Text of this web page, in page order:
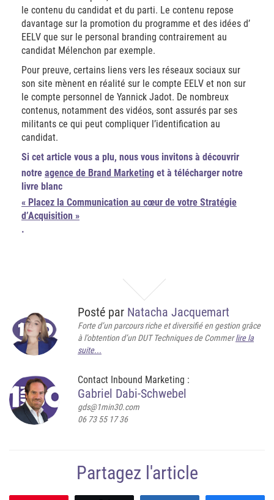
le contenu du candidat et du parti. Le contenu repose
davantage sur la promotion du programme et des idées d’
EELV que sur le personal branding contrairement au
candidat Mélenchon par exemple.
Pour preuve, certains liens vers les réseaux sociaux sur
son site mènent en réalité sur le compte EELV et non sur
le compte personnel de Yannick Jadot. De nombreux
contenus, notamment des vidéos, sont assurés par ses
militants ce qui peut compliquer l’identification au
candidat.
Si cet article vous a plu, nous vous invitons à découvrir
notre agence de Brand Marketing et à télécharger notre
livre blanc
« Placez la Communication au cœur de votre Stratégie
d’Acquisition »
.
Posté par Natacha Jacquemart
Forte d’un parcours riche et diversifié en gestion grâce
à l’obtention d’un DUT Techniques de Commerlire la
suite...
Contact Inbound Marketing :
Gabriel Dabi-Schwebel
gds@1min30.com
06 73 55 17 36
Partagez l'article